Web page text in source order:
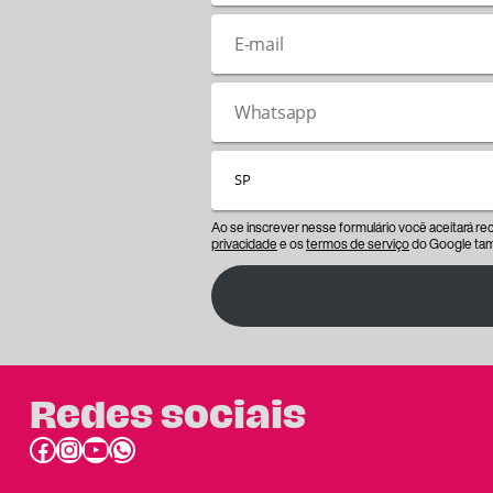
Ao se inscrever nesse formulário você aceitará
privacidadee ostermos de serviçodo Google
Redes sociais
Facebook InstagramYoutube link do whatsapp